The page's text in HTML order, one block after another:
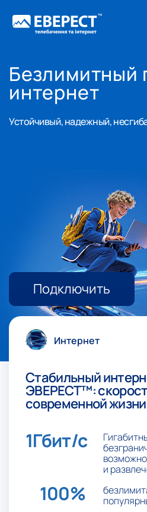
Безлимитный
интернет
Устойчивый, надежный,
Подключить
Интернет
Стабильный
ЭВЕРЕСТ™:
современной жизни
1Гбит/с
и
100%